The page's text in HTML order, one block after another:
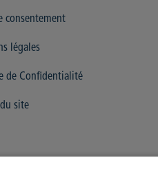
consentement
légales
de Confidentialité
site